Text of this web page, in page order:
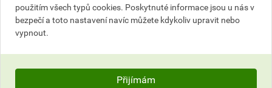
Popis
použitím všech typů cookies. Poskytnuté informace jsou u nás v
bezpečí a toto nastavení navíc můžete kdykoliv upravit nebo
vypnout.
Přijímám